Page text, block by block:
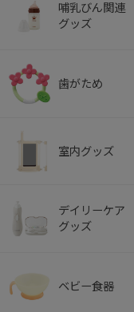
哺乳びん関連
グッズ
歯がため
室内グッズ
デイリーケア
グッズ
ベビー食器